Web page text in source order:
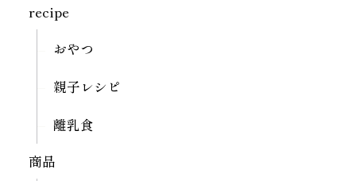
recipe
おやつ
親子レシピ
離乳食
商品